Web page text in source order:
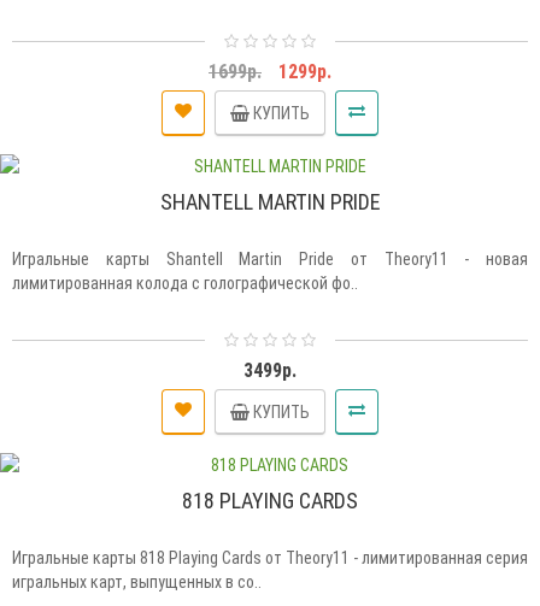
1699р. 1299р.
КУПИТЬ
SHANTELL MARTIN PRIDE
Игральные карты Shantell Martin Pride от Theory11 - новая
лимитированная колода с голографической фо..
3499р.
КУПИТЬ
818 PLAYING CARDS
Игральные карты 818 Playing Cards от Theory11 - лимитированная серия
игральных карт, выпущенных в со..